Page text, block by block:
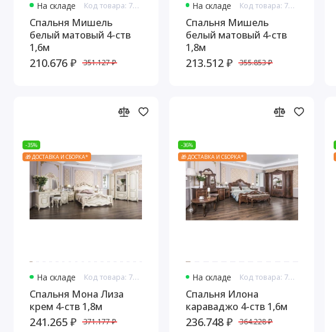
На складе Код товара: 7605
Спальня Мишель
белый матовый 4-ств
1,6м
210.676 ₽ 351.127 ₽
На складе Код товара: 7606
Спальня Мишель
белый матовый 4-ств
1,8м
213.512 ₽ 355.853 ₽
-35%
🎁 ДОСТАВКА И СБОРКА*
На складе Код товара: 7641
Спальня Мона Лиза
крем 4-ств 1,8м
241.265 ₽ 371.177 ₽
-36%
🎁 ДОСТАВКА И СБОРКА*
На складе Код товара: 7643
Спальня Илона
караваджо 4-ств 1,6м
236.748 ₽ 364.228 ₽